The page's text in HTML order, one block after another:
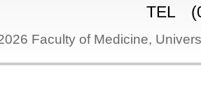
TEL
Faculty of Medicine,